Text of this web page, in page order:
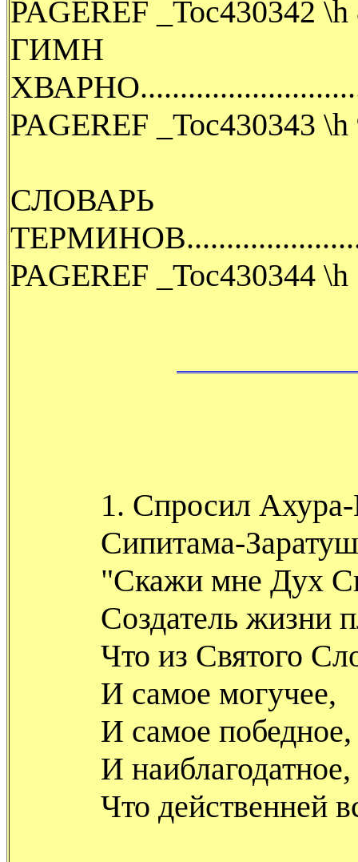
PAGEREF _Toc430342 \h
ГИМН
PAGEREF _Toc430343 \h
СЛОВАРЬ
ТЕРМИНОВ
PAGEREF _Toc430344 \h
1. Спросил
Сипитама-
"Скажи мне Дух
Создатель жизни
Что из Святого
И самое могучее,
И самое победное,
И наиблагодатное,
Что действенней